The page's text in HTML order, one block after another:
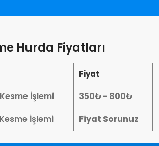
Hurda Fiyatları
Fiyat
İşlemi
350₺ - 800₺
İşlemi
Fiyat Sorunuz